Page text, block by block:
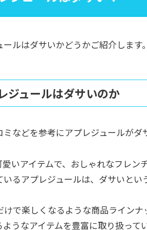
ールはダサいかどうかご紹介します。
ジュールはダサいのか
ミなどを参考にアプレジュールがダ
愛いアイテムで、おしゃれなフレ
いるアプレジュールは、ダサいとい
けで楽しくなるような商品ライン
ようなアイテムを豊富に取り扱ってい